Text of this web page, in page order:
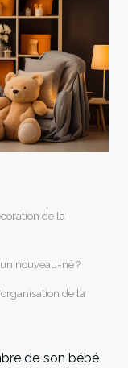
de la
nouveau-né ?
de la
de son bébé